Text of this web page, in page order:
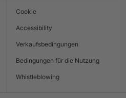
Cookie
Accessibility
Verkaufsbedingungen
Bedingungen für die Nutzung
Whistleblowing